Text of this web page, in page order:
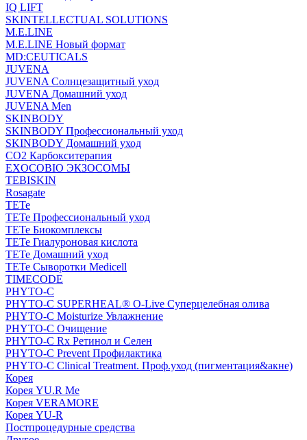
IQ LIFT
SKINTELLECTUAL SOLUTIONS
M.E.LINE
M.E.LINE Новый формат
MD:CEUTICALS
JUVENA
JUVENA Солнцезащитный уход
JUVENA Домашний уход
JUVENA Men
SKINBODY
SKINBODY Профессиональный уход
SKINBODY Домашний уход
CO2 Карбокситерапия
EXOCOBIO ЭКЗОСОМЫ
TEBISKIN
Rosagate
TETe
TETe Профессиональный уход
TETe Биокомплексы
TETe Гиалуроновая кислота
TETe Домашний уход
TETe Сыворотки Medicell
TIMECODE
PHYTO-C
PHYTO-C SUPERHEAL® O-Live Суперцелебная олива
PHYTO-C Moisturize Увлажнение
PHYTO-C Очищение
PHYTO-C Rx Ретинол и Селен
PHYTO-C Prevent Профилактика
PHYTO-C Clinical Treatment. Проф.уход (пигментация&акне)
Корея
Корея YU.R Me
Корея VERAMORE
Корея YU-R
Постпроцедурные средства